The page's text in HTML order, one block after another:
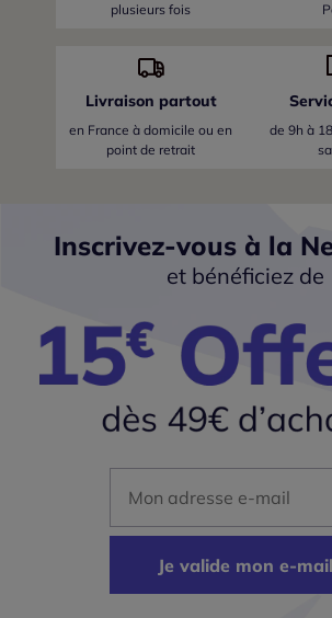
plusieurs fois
Livraison partout
en France à domicile ou en
point de retrait
de 9h à
Inscrivez-vous à la
et bénéficiez de
Je valide mon e-mail